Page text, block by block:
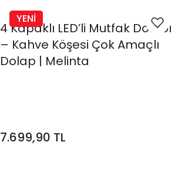
YENİ
4 Kapaklı LED’li Mutfak Dolabı
– Kahve Köşesi Çok Amaçlı
Dolap | Melinta
7.699,90 TL